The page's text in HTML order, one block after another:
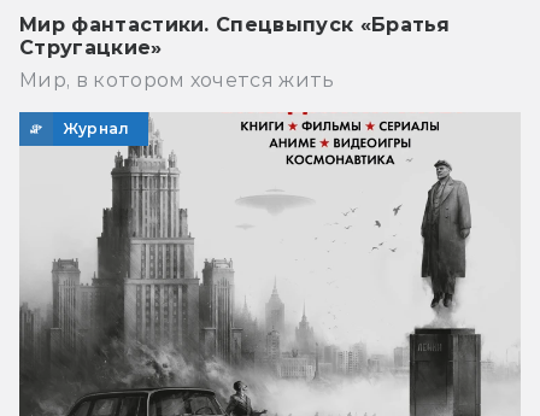
Мир фантастики. Спецвыпуск «Братья
Стругацкие»
Мир, в котором хочется жить
Журнал